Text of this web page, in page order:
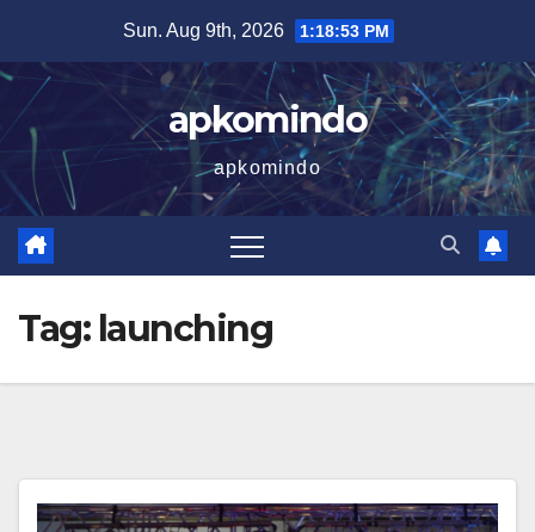
content
Sun. Aug 9th, 2026 1:18:54 PM
apkomindo
apkomindo
Tag: launching